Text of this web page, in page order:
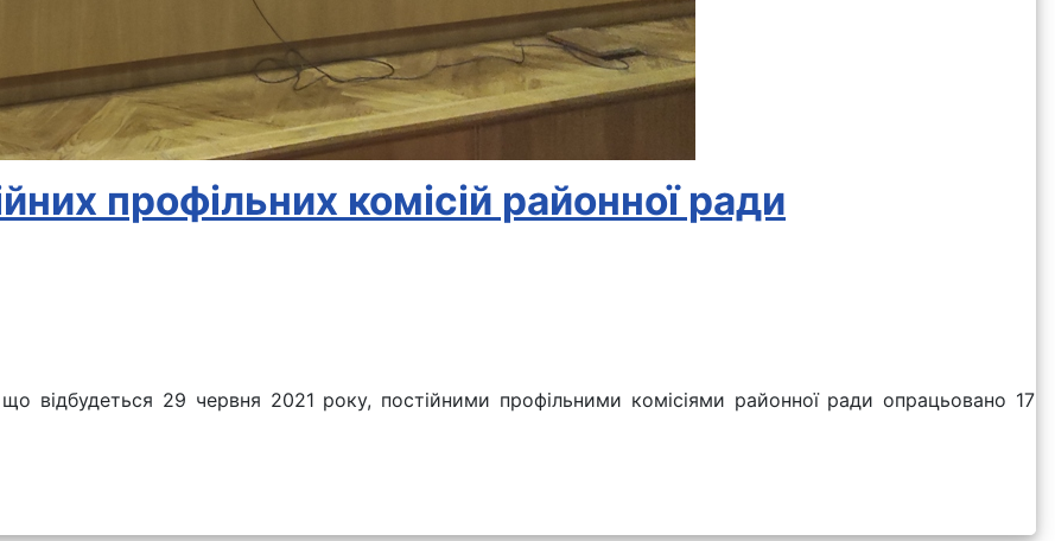
профільних комісій районної ради
відбудеться 29 червня 2021 року, постійними профільними комісіями районної ради опрацьовано 17